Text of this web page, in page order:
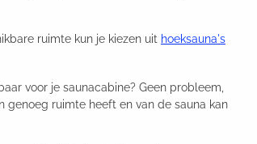
ruimte kun je kiezen uit hoeksauna's
voor je saunacabine? Geen probleem,
genoeg ruimte heeft en van de sauna kan